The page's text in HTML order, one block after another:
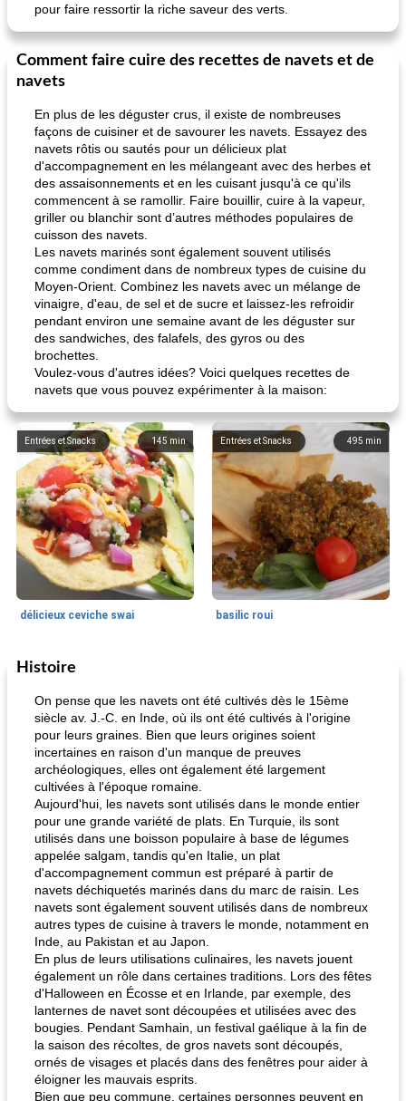
pour faire ressortir la riche saveur des verts.
Comment faire cuire des recettes de navets et de
navets
En plus de les déguster crus, il existe de nombreuses
façons de cuisiner et de savourer les navets. Essayez des
navets rôtis ou sautés pour un délicieux plat
d'accompagnement en les mélangeant avec des herbes et
des assaisonnements et en les cuisant jusqu'à ce qu'ils
commencent à se ramollir. Faire bouillir, cuire à la vapeur,
griller ou blanchir sont d’autres méthodes populaires de
cuisson des navets.
Les navets marinés sont également souvent utilisés
comme condiment dans de nombreux types de cuisine du
Moyen-Orient. Combinez les navets avec un mélange de
vinaigre, d'eau, de sel et de sucre et laissez-les refroidir
pendant environ une semaine avant de les déguster sur
des sandwiches, des falafels, des gyros ou des
brochettes.
Voulez-vous d'autres idées? Voici quelques recettes de
navets que vous pouvez expérimenter à la maison:
145 min
Entrées et Snacks
délicieux ceviche swai
495 min
Entrées et Snacks
basilic roui
Déjeuner / Snacks
pois chiches rôtis aux épices amandes au cheddar rôti
Histoire
On pense que les navets ont été cultivés dès le 15ème
siècle av. J.-C. en Inde, où ils ont été cultivés à l'origine
pour leurs graines. Bien que leurs origines soient
incertaines en raison d'un manque de preuves
archéologiques, elles ont également été largement
cultivées à l'époque romaine.
Aujourd'hui, les navets sont utilisés dans le monde entier
pour une grande variété de plats. En Turquie, ils sont
utilisés dans une boisson populaire à base de légumes
appelée salgam, tandis qu'en Italie, un plat
d'accompagnement commun est préparé à partir de
navets déchiquetés marinés dans du marc de raisin. Les
navets sont également souvent utilisés dans de nombreux
autres types de cuisine à travers le monde, notamment en
Inde, au Pakistan et au Japon.
En plus de leurs utilisations culinaires, les navets jouent
également un rôle dans certaines traditions. Lors des fêtes
d'Halloween en Écosse et en Irlande, par exemple, des
lanternes de navet sont découpées et utilisées avec des
bougies. Pendant Samhain, un festival gaélique à la fin de
la saison des récoltes, de gros navets sont découpés,
ornés de visages et placés dans des fenêtres pour aider à
éloigner les mauvais esprits.
Bien que peu commune, certaines personnes peuvent en